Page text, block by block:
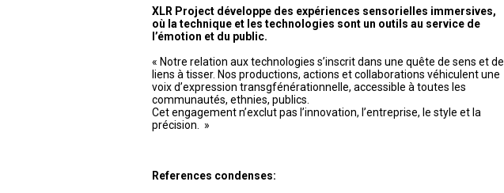
XLR Project développe des expériences sensorielles immersives,
où la technique et les technologies sont un outils au service de
l’émotion et du public.
« Notre relation aux technologies s’inscrit dans une quête de sens et de
liens à tisser. Nos productions, actions et collaborations véhiculent une
voix d’expression transgfénérationnelle, accessible à toutes les
communautés, ethnies, publics.
Cet engagement n’exclut pas l’innovation, l’entreprise, le style et la
précision. »
References condenses: